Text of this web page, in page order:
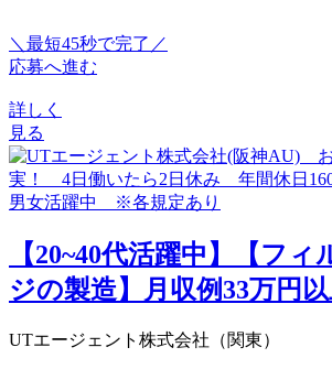
＼最短45秒で完了／
応募へ進む
詳しく
見る
【20~40代活躍中】【フ
ジの製造】月収例33万円
UTエージェント株式会社（関東）